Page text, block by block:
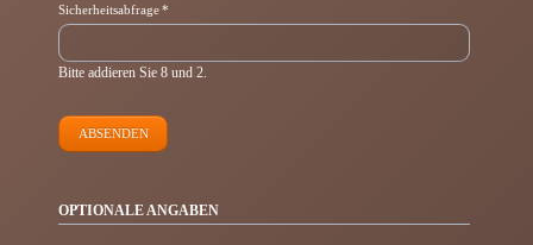
Pflichtfeld
Sicherheitsabfrage*
Bitte addieren Sie 8 und 2.
ABSENDEN
OPTIONALE ANGABEN